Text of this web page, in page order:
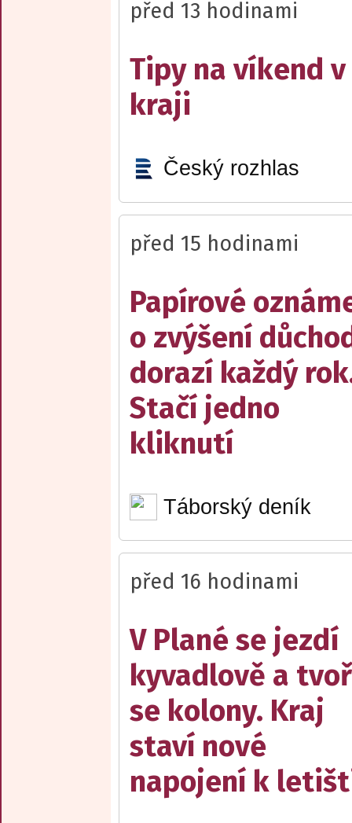
před 13 hodinami
Tipy na víkend
kraji
Český rozhlas
před 15 hodinami
Papírové
o zvýšení
dorazí každý
Stačí jedno
kliknutí
Táborský deník
před 16 hodinami
V Plané se jezdí
kyvadlově a
se kolony. Kraj
staví nové
napojení k